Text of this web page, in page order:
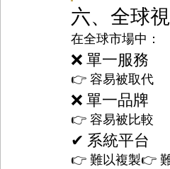
六、全球
在全球市場中：
❌ 單一服務
👉 容易被取代
❌ 單一品牌
👉 容易被比較
✔ 系統平台
👉 難以複製👉